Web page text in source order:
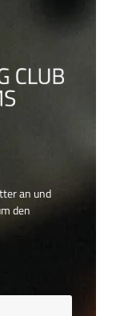
an und
den